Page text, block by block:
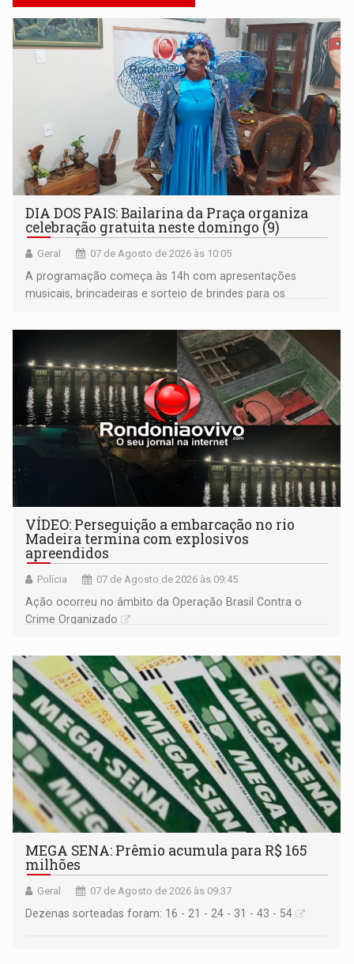
DIA DOS PAIS: Bailarina da Praça organiza
celebração gratuita neste domingo (9)
Geral 07 de Agosto de 2026 às 10:05
A programação começa às 14h com apresentações
musicais, brincadeiras e sorteio de brindes para os
bolo e canto de parabéns dedicado aos pais
VÍDEO: Perseguição a embarcação no rio
Madeira termina com explosivos
apreendidos
Polícia 07 de Agosto de 2026 às 09:45
Ação ocorreu no âmbito da Operação Brasil Contra o
Crime Organizado
MEGA SENA: Prêmio acumula para R$ 165
milhões
Geral 07 de Agosto de 2026 às 09:37
Dezenas sorteadas foram: 16 - 21 - 24 - 31 - 43 - 54